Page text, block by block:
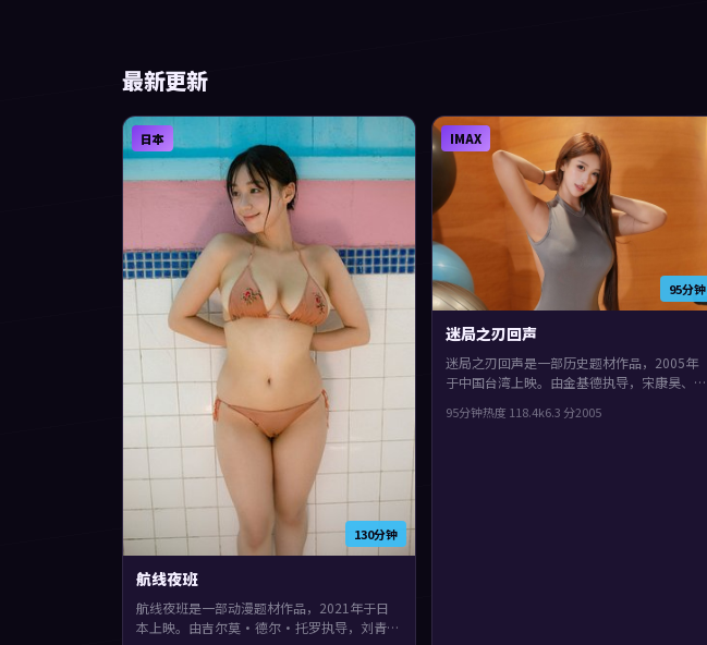
最新更新
130分钟
日本
航线夜班
航线夜班是一部动漫题材作品，2021年于日
本上映。由吉尔莫·德尔·托罗执导，刘青
95分钟
IMAX
迷局之刃回声
迷局之刃回声是一部历史题材作品，2005年
于中国台湾上映。由金基德执导，宋康昊、廖
开，整体完成度较高，适合喜欢细腻叙事与人
95分钟热度 118.4k6.3 分2005